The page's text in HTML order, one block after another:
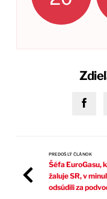
PREDOŠLÝ ČLÁNOK
Šéfa EuroGasu,
žaluje SR, v
odsúdili za